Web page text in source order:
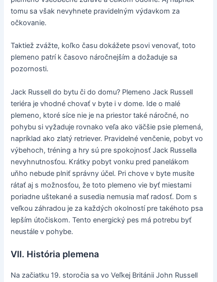
tomu sa však nevyhnete pravidelným výdavkom za
očkovanie.
Taktiež zvážte, koľko času dokážete psovi venovať, toto
plemeno patrí k časovo náročnejším a dožaduje sa
pozornosti.
Jack Russell do bytu či do domu? Plemeno Jack Russell
teriéra je vhodné chovať v byte i v dome. Ide o malé
plemeno, ktoré síce nie je na priestor také náročné, no
pohybu si vyžaduje rovnako veľa ako väčšie psie plemená,
napríklad ako zlatý retriever. Pravidelné venčenie, pobyt vo
výbehoch, tréning a hry sú pre spokojnosť Jack Russella
nevyhnutnosťou. Krátky pobyt vonku pred panelákom
uňho nebude plniť správny účel. Pri chove v byte musíte
rátať aj s možnosťou, že toto plemeno vie byť miestami
poriadne uštekané a susedia nemusia mať radosť. Dom s
veľkou záhradou je za každých okolností pre takéhoto psa
lepším útočiskom. Tento energický pes má potrebu byť
neustále v pohybe.
VII. História plemena
Na začiatku 19. storočia sa vo Veľkej Británii John Russell